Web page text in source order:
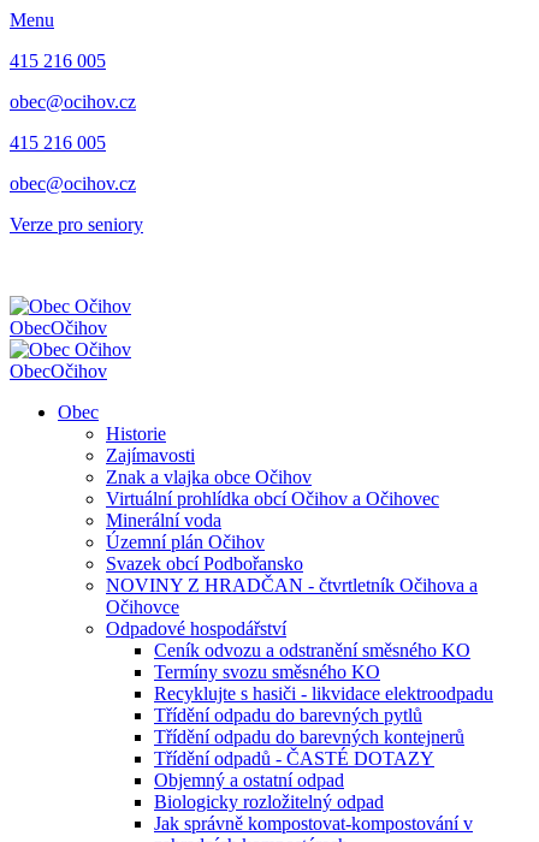
Menu
415 216 005
obec@ocihov.cz
415 216 005
obec@ocihov.cz
Verze pro seniory
ObecOčihov
ObecOčihov
Obec
Historie
Zajímavosti
Znak a vlajka obce Očihov
Virtuální prohlídka obcí Očihov a Očihovec
Minerální voda
Územní plán Očihov
Svazek obcí Podbořansko
NOVINY Z HRADČAN - čtvrtletník Očihova a
Očihovce
Odpadové hospodářství
Ceník odvozu a odstranění směsného KO
Termíny svozu směsného KO
Recyklujte s hasiči - likvidace elektroodpadu
Třídění odpadu do barevných pytlů
Třídění odpadu do barevných kontejnerů
Třídění odpadů - ČASTÉ DOTAZY
Objemný a ostatní odpad
Biologicky rozložitelný odpad
Jak správně kompostovat-kompostování v